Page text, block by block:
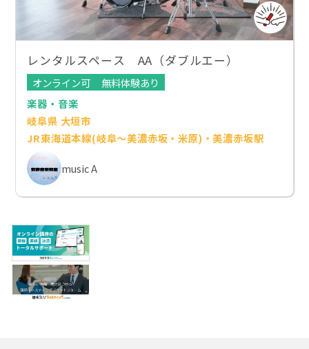
レンタルスペース AA（ダブルエー）
オンライン可
無料体験あり
楽器・音楽
岐阜県 大垣市
JR東海道本線(岐阜～美濃赤坂・米原)・美濃赤坂駅
music A